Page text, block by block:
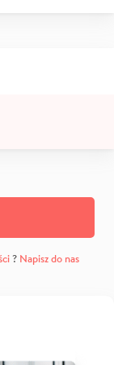
? Napisz do nas